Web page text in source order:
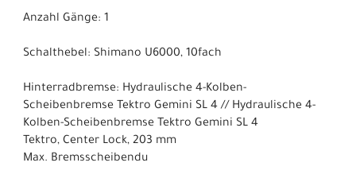
Anzahl Gänge: 1
Schalthebel: Shimano U6000, 10fach
Hinterradbremse: Hydraulische 4-Kolben-
Scheibenbremse Tektro Gemini SL 4 // Hydraulische 4-
Kolben-Scheibenbremse Tektro Gemini SL 4
Tektro, Center Lock, 203 mm
Max. Bremsscheibendu